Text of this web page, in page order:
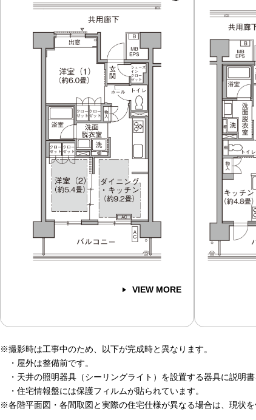
VIEW MORE
※撮影時は工事中のため、以下が完成時と異なります。
・屋外は整備前です。
・天井の照明器具（シーリングライト）を設置する器具に説明
・住宅情報盤には保護フィルムが貼られています。
※各階平面図・各間取図と実際の住宅仕様が異なる場合は、現状を